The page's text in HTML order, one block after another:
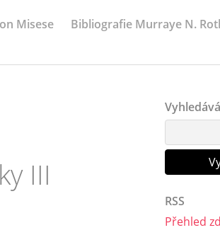
Misese Bibliografie Murraye N.
III
RSS
Přehled